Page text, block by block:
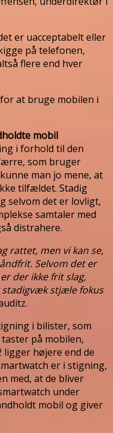
er uacceptabelt eller
på telefonen,
flere end hver
at bruge mobilen i
mobil
i forhold til den
som bruger
man jo mene, at
tilfældet. Stadig
selvom det er lovligt,
samtaler med
distrahere.
rattet, men vi kan se,
Selvom det er
der ikke frit slag,
stadigvæk stjæle fokus
i bilister, som
på mobilen,
ligger højere end de
er i stigning,
med, at de bliver
under
mobil og giver